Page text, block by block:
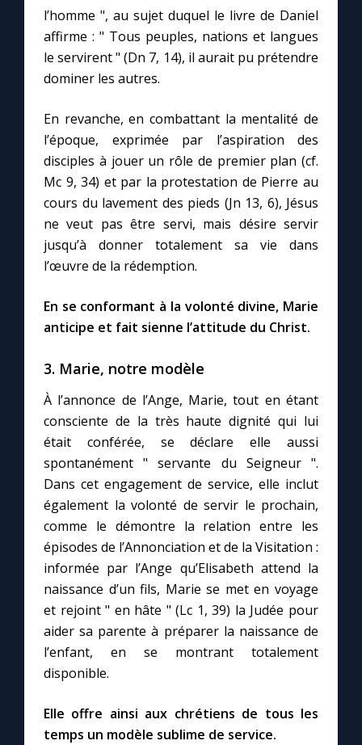
l’homme ", au sujet duquel le livre de Daniel
affirme : " Tous peuples, nations et langues
le servirent " (Dn 7, 14), il aurait pu prétendre
dominer les autres.
En revanche, en combattant la mentalité de
l’époque, exprimée par l’aspiration des
disciples à jouer un rôle de premier plan (cf.
Mc 9, 34) et par la protestation de Pierre au
cours du lavement des pieds (Jn 13, 6), Jésus
ne veut pas être servi, mais désire servir
jusqu’à donner totalement sa vie dans
l’œuvre de la rédemption.
En se conformant à la volonté divine, Marie
anticipe et fait sienne l’attitude du Christ.
3. Marie, notre modèle
À l’annonce de l’Ange, Marie, tout en étant
consciente de la très haute dignité qui lui
était conférée, se déclare elle aussi
spontanément " servante du Seigneur ".
Dans cet engagement de service, elle inclut
également la volonté de servir le prochain,
comme le démontre la relation entre les
épisodes de l’Annonciation et de la Visitation :
informée par l’Ange qu’Elisabeth attend la
naissance d’un fils, Marie se met en voyage
et rejoint " en hâte " (Lc 1, 39) la Judée pour
aider sa parente à préparer la naissance de
l’enfant, en se montrant totalement
disponible.
Elle offre ainsi aux chrétiens de tous les
temps un modèle sublime de service.